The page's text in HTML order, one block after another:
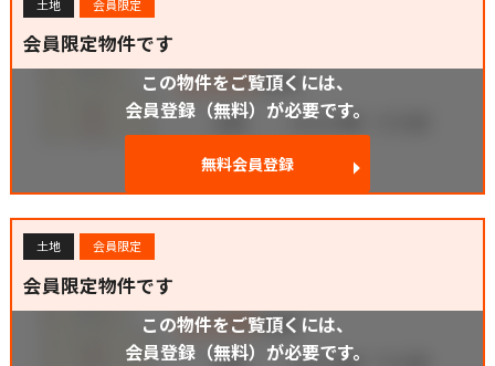
土地 会員限定
会員限定物件です
この物件をご覧頂くには、
会員登録（無料）が必要です。
無料会員登録
土地 会員限定
会員限定物件です
この物件をご覧頂くには、
会員登録（無料）が必要です。